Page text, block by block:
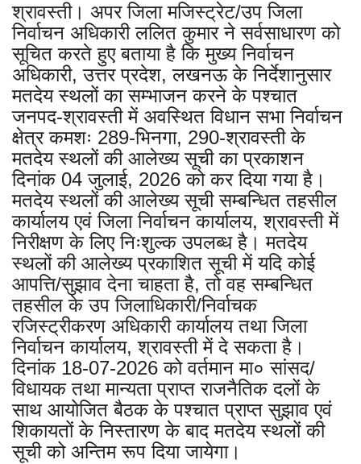
श्रावस्ती। अपर जिला मजिस्ट्रेट/उप जिला
निर्वाचन अधिकारी ललित कुमार ने सर्वसाधारण को
सूचित करते हुए बताया है कि मुख्य निर्वाचन
अधिकारी, उत्तर प्रदेश, लखनऊ के निर्देशानुसार
मतदेय स्थलों का सम्भाजन करने के पश्चात
जनपद-श्रावस्ती में अवस्थित विधान सभा निर्वाचन
क्षेत्र कमशः 289-भिनगा, 290-श्रावस्ती के
मतदेय स्थलों की आलेख्य सूची का प्रकाशन
दिनांक 04 जुलाई, 2026 को कर दिया गया है।
मतदेय स्थलों की आलेख्य सूची सम्बन्धित तहसील
कार्यालय एवं जिला निर्वाचन कार्यालय, श्रावस्ती में
निरीक्षण के लिए निःशुल्क उपलब्ध है। मतदेय
स्थलों की आलेख्य प्रकाशित सूची में यदि कोई
आपत्ति/सुझाव देना चाहता है, तो वह सम्बन्धित
तहसील के उप जिलाधिकारी/निर्वाचक
रजिस्ट्रीकरण अधिकारी कार्यालय तथा जिला
निर्वाचन कार्यालय, श्रावस्ती में दे सकता है।
दिनांक 18-07-2026 को वर्तमान मा० सांसद/
विधायक तथा मान्यता प्राप्त राजनैतिक दलों के
साथ आयोजित बैठक के पश्चात प्राप्त सुझाव एवं
शिकायतों के निस्तारण के बाद मतदेय स्थलों की
सूची को अन्तिम रूप दिया जायेगा।